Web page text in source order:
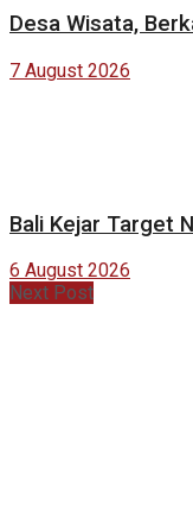
Desa Wisata,
7 August 2026
Bali Kejar Target
6 August 2026
Next Post